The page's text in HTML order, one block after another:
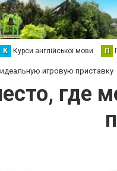
К Курси англійської мови П
игровую приставку
где